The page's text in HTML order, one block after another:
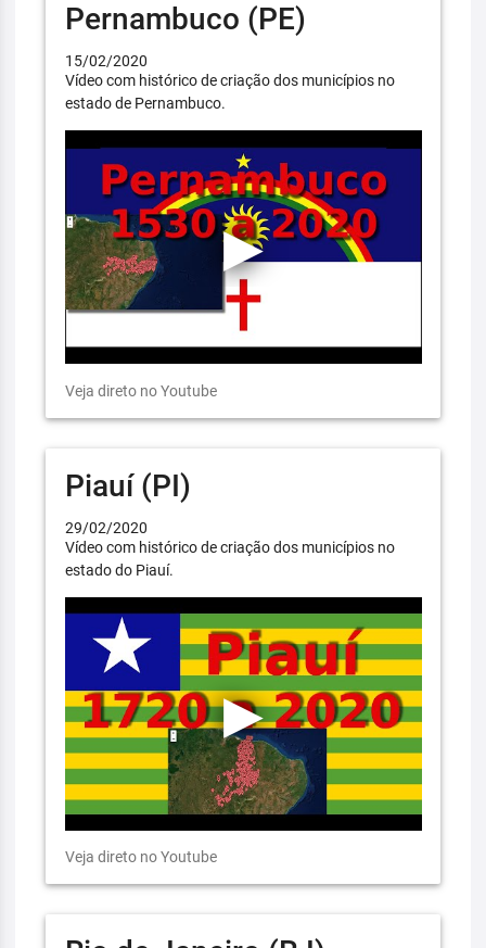
Pernambuco (PE)
15/02/2020
Vídeo com histórico de criação dos municípios no
estado de Pernambuco.
Veja direto no Youtube
Piauí (PI)
29/02/2020
Vídeo com histórico de criação dos municípios no
estado do Piauí.
Veja direto no Youtube